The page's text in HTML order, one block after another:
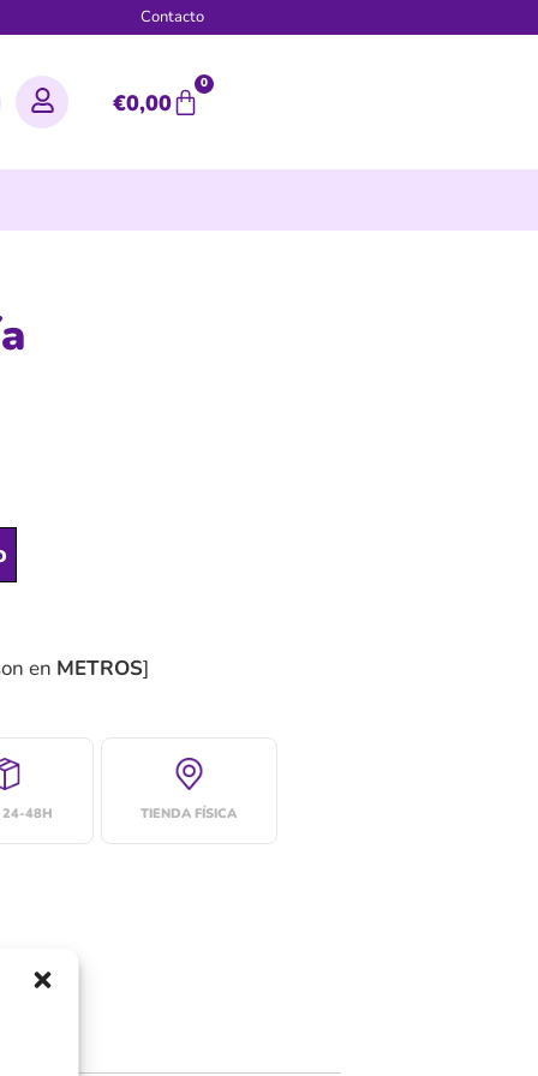
Contacto
€0,00
0
en METROS]
24-48H TIENDA FÍSICA